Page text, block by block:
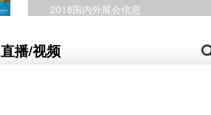
2018国内外展会信息
直播/视频